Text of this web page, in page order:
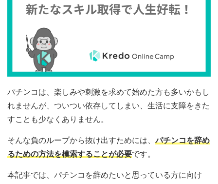
パチンコは、楽しみや刺激を求めて始めた方も多いかもし
れませんが、ついつい依存してしまい、生活に支障をきた
すことも少なくありません。
そんな負のループから抜け出すためには、パチンコを辞め
るための方法を模索することが必要です。
本記事では、パチンコを辞めたいと思っている方に向け